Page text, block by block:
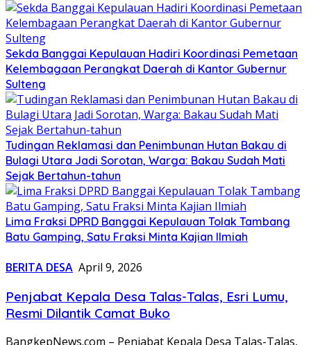
Sekda Banggai Kepulauan Hadiri Koordinasi Pemetaan
Kelembagaan Perangkat Daerah di Kantor Gubernur
Sulteng
Tudingan Reklamasi dan Penimbunan Hutan Bakau di
Bulagi Utara Jadi Sorotan, Warga: Bakau Sudah Mati
Sejak Bertahun-tahun
Lima Fraksi DPRD Banggai Kepulauan Tolak Tambang
Batu Gamping, Satu Fraksi Minta Kajian Ilmiah
BERITA DESA April 9, 2026
Penjabat Kepala Desa Talas-Talas, Esri Lumu,
Resmi Dilantik Camat Buko
BangkepNews.com – Penjabat Kepala Desa Talas-Talas,